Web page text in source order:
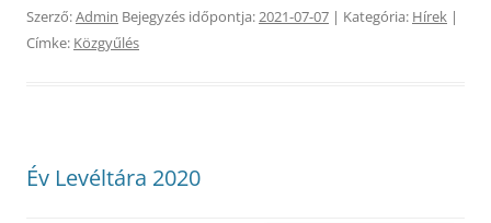
Szerző:Admin Bejegyzés időpontja:2021-07-07 | Kategória: Hírek |
Címke: Közgyűlés
Év Levéltára 2020